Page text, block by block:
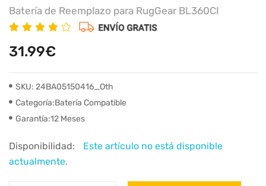
Batería de Reemplazo para RugGear BL360CI
31.99€
SKU: 24BA05150416_Oth
Categoría:Batería Compatible
Garantía:12 Meses
Disponibilidad:
Este artículo no está disponible
actualmente.